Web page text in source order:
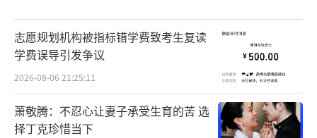
志愿规划机构被指标错学费致考生复读
学费误导引发争议
2026-08-06 21:25:11
萧敬腾：不忍心让妻子承受生育的苦 选
择丁克珍惜当下